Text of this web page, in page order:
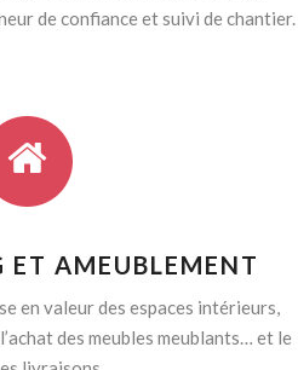
de confiance et suivi de chantier.
ET AMEUBLEMENT
en valeur des espaces intérieurs,
des meubles meublants… et le